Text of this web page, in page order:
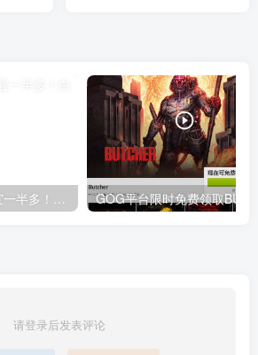
优惠寄快递最高便宜一半多！白鸽惠递
请登录后发表评论